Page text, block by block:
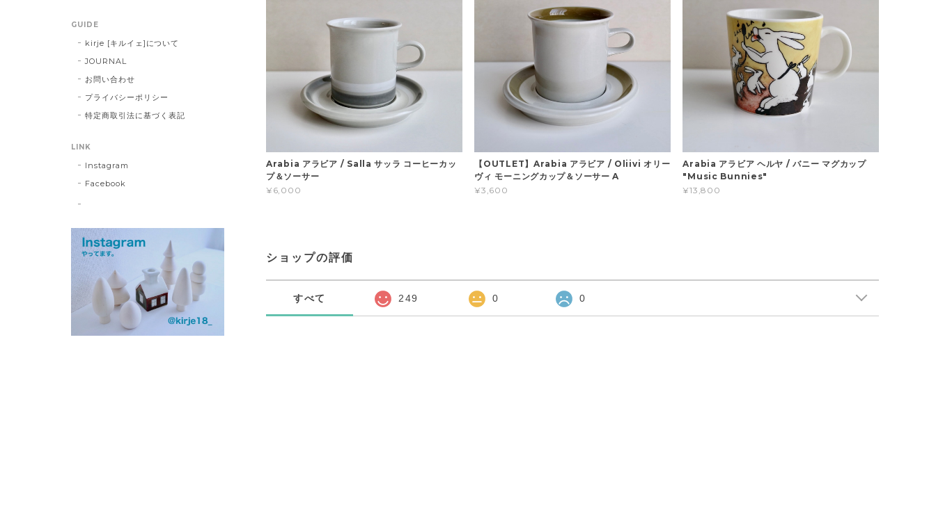
Arabia アラビア / Salla サッラ コーヒーカッ
プ＆ソーサー
¥6,000
【OUTLET】Arabia アラビア / Oliivi オリー
ヴィ モーニングカップ＆ソーサー A
¥3,600
Arabia アラビア ヘルヤ / バニー マグカップ
"Music Bunnies"
¥13,800
ショップの評価
すべて 249 0 0
GUIDE
kirje [キルイェ]について
JOURNAL
お問い合わせ
プライバシーポリシー
特定商取引法に基づく表記
LINK
Instagram
Facebook